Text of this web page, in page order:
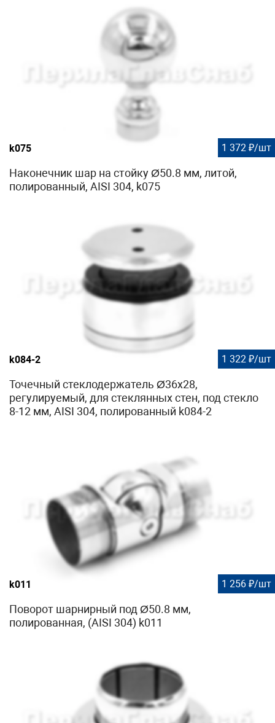
k075 1 372 ₽/шт
Наконечник шар на стойку Ø50.8 мм, литой,
полированный, AISI 304, k075
k084-2 1 322 ₽/шт
Точечный стеклодержатель Ø36x28,
регулируемый, для стеклянных стен, под стекло
8-12 мм, AISI 304, полированный k084-2
k011 1 256 ₽/шт
Поворот шарнирный под Ø50.8 мм,
полированная, (AISI 304) k011